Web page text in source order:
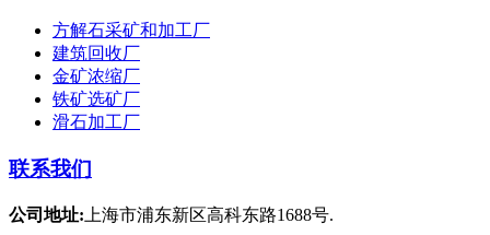
方解石采矿和加工厂
建筑回收厂
金矿浓缩厂
铁矿选矿厂
滑石加工厂
联系我们
公司地址: 上海市浦东新区高科东路1688号.